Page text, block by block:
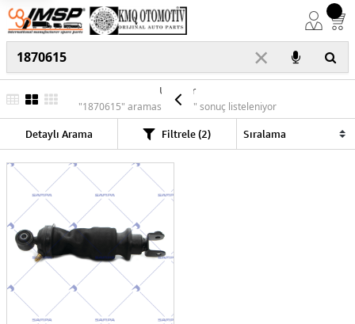
×
Ürünler
"1870615" araması için "1" sonuç listeleniyor
Detaylı Arama Filtrele (2)